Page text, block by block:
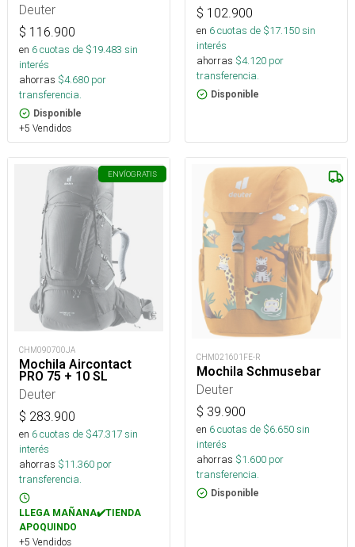
Deuter
$ 116.900
en 6cuotas de $19.483 sin
interés
ahorras $4.680 por
transferencia.
Disponible
+5 Vendidos
$ 102.900
en 6cuotas de $17.150sin
interés
ahorras $4.120 por
transferencia.
Disponible
ENVÍOGRATIS
CHM090700JA
Mochila Aircontact
PRO 75 + 10 SL
Deuter
$ 283.900
en 6cuotas de $47.317sin
interés
ahorras $11.360 por
transferencia.
LLEGA MAÑANA✔️TIENDA
APOQUINDO
+5 Vendidos
CHM021601FE-R
Mochila Schmusebar
Deuter
$ 39.900
en 6cuotas de $6.650sin
interés
ahorras $1.600 por
transferencia.
Disponible